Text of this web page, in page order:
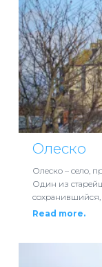
Олеско
Олеско – село,
Один из
сохранившийся,
Read more.